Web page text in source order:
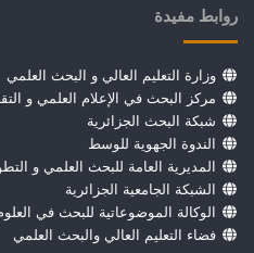
روابط مفيدة
وزارة التعليم العالي و البحث العلمي
مركز البحث في الإعلام العلمي و
شبكة البحث الجزائرية
الندوة الجهوية للوسط
المديرية العامة للبحث العلمي و
الشبكة الجامعية الجزائرية
الوكالة الموضوعاتية للبحث في
فضاء التعليم العالي والبحث العلمي